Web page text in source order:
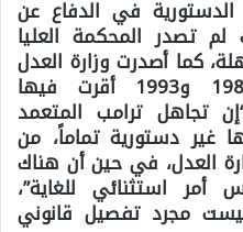
في الدفاع عن
تصدر المحكمة العليا
كما أصدرت وزارة العدل
مذكرات قانونية عامي 1980 و1993 أقرت فيها
تجاهل ترامب المتعمد
غير دستورية تماماً، من
العدل، في حين أن هناك
استثنائي للغاية”،
مجرد تفصيل قانوني